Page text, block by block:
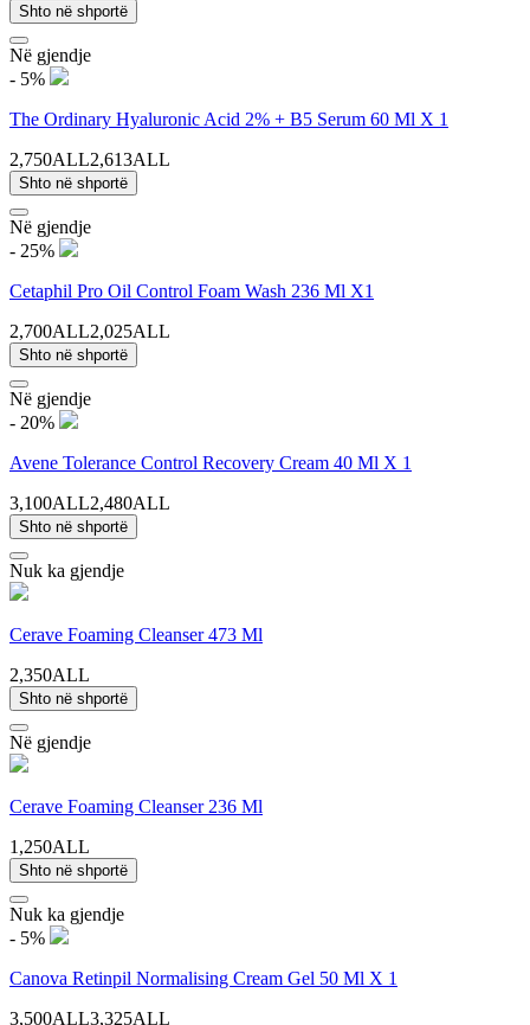
Shto në shportë
Në gjendje
- 5%
The Ordinary Hyaluronic Acid 2% + B5 Serum 60 Ml X 1
2,750ALL2,613ALL
Shto në shportë
Në gjendje
- 25%
Cetaphil Pro Oil Control Foam Wash 236 Ml X1
2,700ALL2,025ALL
Shto në shportë
Në gjendje
- 20%
Avene Tolerance Control Recovery Cream 40 Ml X 1
3,100ALL2,480ALL
Shto në shportë
Nuk ka gjendje
Cerave Foaming Cleanser 473 Ml
2,350ALL
Shto në shportë
Në gjendje
Cerave Foaming Cleanser 236 Ml
1,250ALL
Shto në shportë
Nuk ka gjendje
- 5%
Canova Retinpil Normalising Cream Gel 50 Ml X 1
3,500ALL3,325ALL